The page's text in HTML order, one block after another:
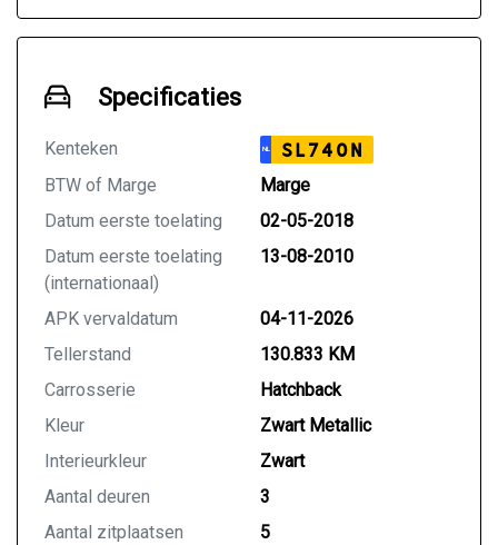
Specificaties
Kenteken NL SL740N
BTW of Marge
Marge
Datum eerste toelating
02-05-2018
Datum eerste toelating
(internationaal)
13-08-2010
APK vervaldatum
04-11-2026
Tellerstand
130.833 KM
Carrosserie
Hatchback
Kleur
Zwart Metallic
Interieurkleur
Zwart
Aantal deuren
3
Aantal zitplaatsen
5